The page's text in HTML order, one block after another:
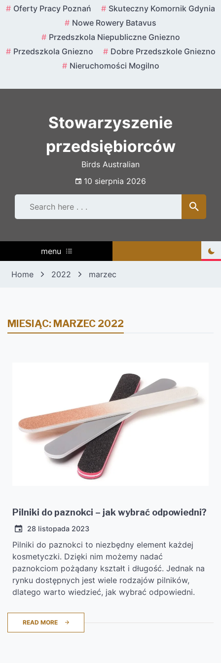
SkipOferty Pracy Poznań
Skuteczny Komornik Gdynia
Nowe Rowery Batavus
Przedszkola Niepubliczne Gniezno
Przedszkola Gniezno
Dobre Przedszkole Gniezno
Nieruchomości Mogilno
Stowarzyszenie
przedsiębiorców
Birds Australian
10 sierpnia 2026
menu
Home 2022 marzec
MIESIĄC: MARZEC 2022
Pilniki do paznokci – jak wybrać odpowiedni?
28 listopada 2023
Pilniki do paznokci to niezbędny element każdej
kosmetyczki. Dzięki nim możemy nadać
paznokciom pożądany kształt i długość. Jednak na
rynku dostępnych jest wiele rodzajów pilników,
dlatego warto wiedzieć, jak wybrać odpowiedni.
READ MORE